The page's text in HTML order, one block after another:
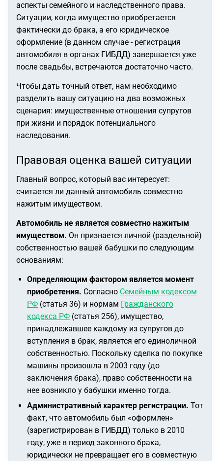
аспекты семейного и наследственного права.
Ситуации, когда имущество приобретается
фактически до брака, а его юридическое
оформление (в данном случае - регистрация
автомобиля в органах ГИБДД) завершается уже
после свадьбы, встречаются достаточно часто.
Чтобы дать точный ответ, нам необходимо
разделить вашу ситуацию на два возможных
сценария: имущественные отношения супругов
при жизни и порядок потенциального
наследования.
Правовая оценка вашей ситуации
Главный вопрос, который вас интересует:
считается ли данный автомобиль совместно
нажитым имуществом.
Автомобиль не является совместно нажитым
имуществом. Он признается личной (раздельной)
собственностью вашей бабушки по следующим
основаниям:
Определяющим фактором является момент
приобретения. Согласно Семейным кодексом
РФ (статья 36) и нормам Гражданского
кодекса РФ (статья 256), имущество,
принадлежавшее каждому из супругов до
вступления в брак, является его единоличной
собственностью. Поскольку сделка по покупке
машины произошла в 2003 году (до
заключения брака), право собственности на
нее возникло у бабушки именно тогда.
Административный характер регистрации. Тот
факт, что автомобиль был «оформлен»
(зарегистрирован в ГИБДД) только в 2010
году, уже в период законного брака,
юридически не превращает его в совместную